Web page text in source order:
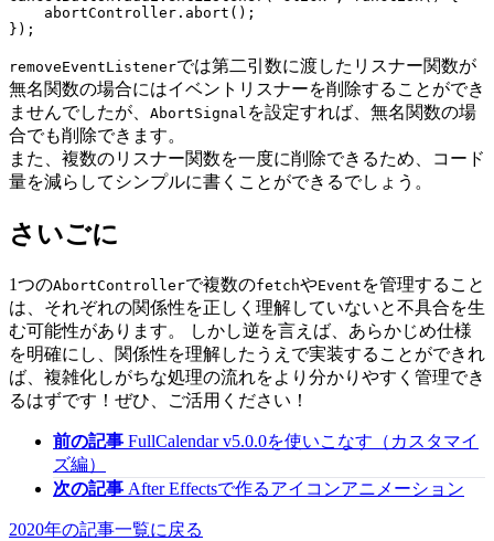
    abortController.abort();
removeEventListenerでは第二引数に渡したリスナー関数が
無名関数の場合にはイベントリスナーを削除することができ
ませんでしたが、 AbortSignal を設定すれば、無名関数の場
合でも削除できます。
また、複数のリスナー関数を一度に削除できるため、コード
量を減らしてシンプルに書くことができるでしょう。
さいごに
1つのAbortControllerで複数のfetchやEvent を管理すること
は、それぞれの関係性を正しく理解していないと不具合を生
む可能性があります。 しかし逆を言えば、あらかじめ仕様
を明確にし、関係性を理解したうえで実装することができれ
ば、複雑化しがちな処理の流れをより分かりやすく管理でき
るはずです！ぜひ、ご活用ください！
前の記事 FullCalendar v5.0.0を使いこなす（カスタマイ
ズ編）
次の記事 After Effectsで作るアイコンアニメーション
2020年の記事一覧に戻る